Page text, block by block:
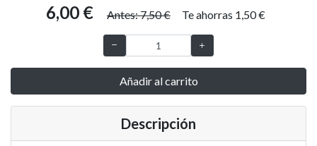
6,00 € Antes: 7,50 € Te ahorras 1,50 €
Añadir al carrito
Descripción